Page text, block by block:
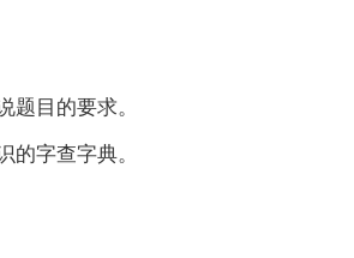
题目的要求。
的字查字典。